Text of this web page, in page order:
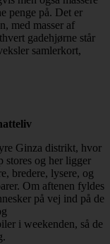
penge på. Det er
med masser af
gadehjørne står
samlerkort,
Ginza distrikt, hvor
stores og her ligger
bredere, lysere, og
Om aftenen fyldes
på vej ind på de
i weekenden, så de